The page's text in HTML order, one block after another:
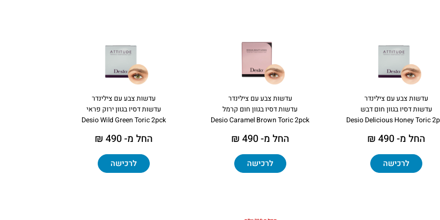
עדשות צבע עם צילינדר
עדשות דסיו בגוון חום דבש
Desio Delicious Honey Toric
החל מ- 490 ₪
לרכישה
עדשות צבע עם צילינדר
עדשות דסיו בגוון חום קרמל
Desio Caramel Brown Toric 2pck
החל מ- 490 ₪
לרכישה
עדשות צבע עם צילינדר
עדשות דסיו בגוון ירוק פראי
Desio Wild Green Toric 2pck
החל מ- 490 ₪
לרכישה